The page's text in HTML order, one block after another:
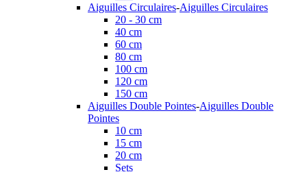
Aiguilles Circulaires-Aiguilles Circulaires
20 - 30 cm
40 cm
60 cm
80 cm
100 cm
120 cm
150 cm
Aiguilles Double Pointes-Aiguilles Double
Pointes
10 cm
15 cm
20 cm
Sets